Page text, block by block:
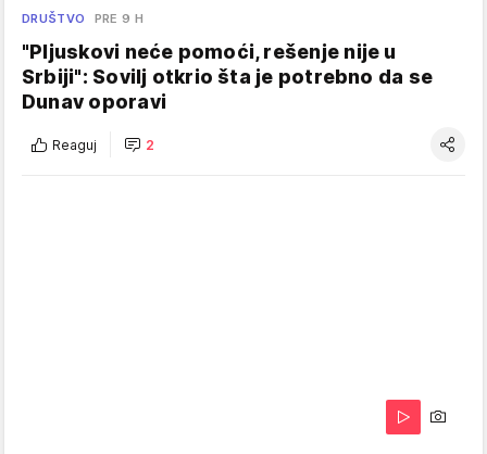
DRUŠTVO PRE 9 H
"Pljuskovi neće pomoći, rešenje nije u
Srbiji": Sovilj otkrio šta je potrebno da se
Dunav oporavi
Reaguj 2